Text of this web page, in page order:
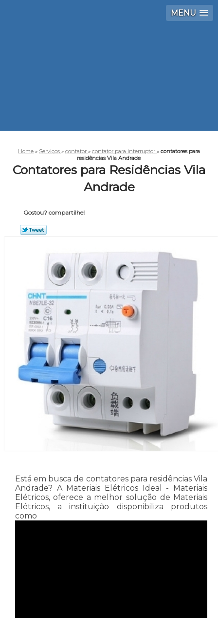
MENU
Home » Serviços » contator » contator para interruptor » contatores para
residências Vila Andrade
Contatores para Residências Vila
Andrade
Gostou? compartilhe!
Está em busca de contatores para residências Vila
Andrade? A Materiais Elétricos Ideal - Materiais
Elétricos, oferece a melhor solução de Materiais
Elétricos, a instituição disponibiliza produtos
como